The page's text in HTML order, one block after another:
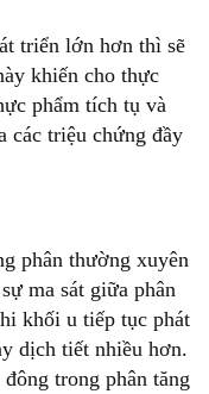
triển lớn hơn thì sẽ
khiến cho thực
phẩm tích tụ và
các triệu chứng đầy
phân thường xuyên
ma sát giữa phân
khối u tiếp tục phát
dịch tiết nhiều hơn.
trong phân tăng